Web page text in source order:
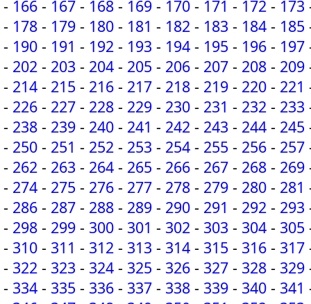
- 166 - 167 - 168 - 169 - 170 - 171 - 172 - 173
- 178 - 179 - 180 - 181 - 182 - 183 - 184 - 185
- 190 - 191 - 192 - 193 - 194 - 195 - 196 - 197
- 202 - 203 - 204 - 205 - 206 - 207 - 208 - 209
- 214 - 215 - 216 - 217 - 218 - 219 - 220 - 221
- 226 - 227 - 228 - 229 - 230 - 231 - 232 - 233
- 238 - 239 - 240 - 241 - 242 - 243 - 244 - 245
- 250 - 251 - 252 - 253 - 254 - 255 - 256 - 257
- 262 - 263 - 264 - 265 - 266 - 267 - 268 - 269
- 274 - 275 - 276 - 277 - 278 - 279 - 280 - 281
- 286 - 287 - 288 - 289 - 290 - 291 - 292 - 293
- 298 - 299 - 300 - 301 - 302 - 303 - 304 - 305
- 310 - 311 - 312 - 313 - 314 - 315 - 316 - 317
- 322 - 323 - 324 - 325 - 326 - 327 - 328 - 329
- 334 - 335 - 336 - 337 - 338 - 339 - 340 - 341